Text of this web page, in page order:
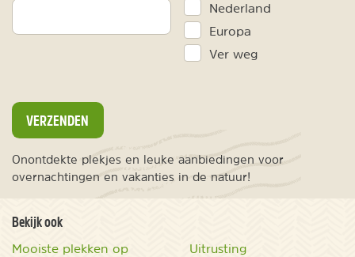
Nederland
Europa
Ver weg
VERZENDEN
Onontdekte plekjes en leuke aanbiedingen voor
overnachtingen en vakanties in de natuur!
Bekijk ook
Mooiste plekken op
Uitrusting